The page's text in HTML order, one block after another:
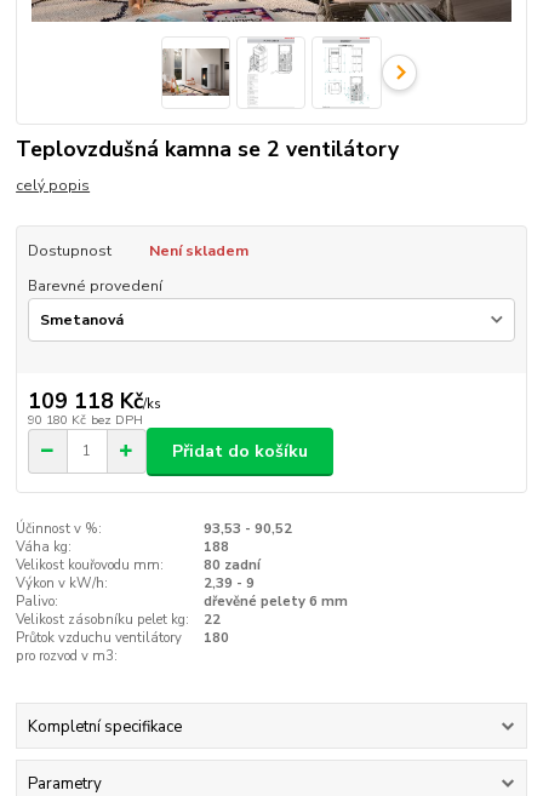
Teplovzdušná kamna se 2 ventilátory
celý popis
Dostupnost
Není skladem
Barevné provedení
109 118 Kč/ks
90 180 Kč bez DPH
Přidat do košíku
Účinnost v %:
93,53 - 90,52
Váha kg:
188
Velikost kouřovodu mm:
80 zadní
Výkon v kW/h:
2,39 - 9
Palivo:
dřevěné pelety 6 mm
Velikost zásobníku pelet kg:
22
Průtok vzduchu ventilátory
pro rozvod v m3:
180
Kompletní specifikace
Parametry